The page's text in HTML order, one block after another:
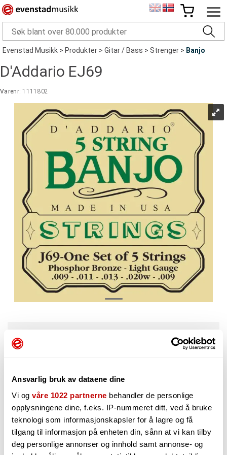
Ansvarlig bruk av dataene dine
Vi og våre 1022 partnerne behandler de personlige
opplysningene dine, f.eks. IP-nummeret ditt, ved å bruke
teknologi som informasjonskapsler for å lagre og få
tilgang til informasjon på enheten din, sånn at vi kan tilby
deg personlige annonser og innhold samt annonse- og
Evenstad Musikk>Produkter>Gitar / Bass>Strenger> Banjo
D'Addario EJ69
Varenr:1111802
83,-
Må bestilles. Varen er på lager hos vår leverandør